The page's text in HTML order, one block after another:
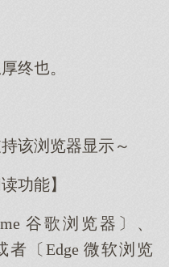
终。
该浏览器显示～
功能】
谷歌浏览器〕、
者〔Edge 微软浏览